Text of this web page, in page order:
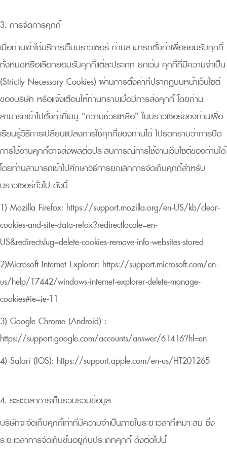
3. การจัดการคุกกี้
เมื่อท่านเข้าใช้บริการเว็บบราวเซอร์ ท่านสามารถตั้งค่าเพื่อยอมรับคุกกี้
ทั้งหมดหรือเลือกยอมรับคุกกี้แต่ละประเภท ยกเว้น คุกกี้ที่มีความจำเป็น
(Strictly Necessary Cookies) ผ่านการตั้งค่าที่ปรากฏบนหน้าเว็บไซต์
ของบริษัท หรือแจ้งเตือนให้ท่านทราบเมื่อมีการส่งคุกกี้ โดยท่าน
สามารถเข้าไปตั้งค่าที่เมนู “ความช่วยเหลือ” ในบราวเซอร์ของท่านเพื่อ
เรียนรู้วิธีการเปลี่ยนแปลงการใช้คุกกี้ของท่านได้ โปรดทราบว่าการปิด
การใช้งานคุกกี้อาจส่งผลต่อประสบการณ์การใช้งานเว็บไซต์ของท่านได้
โดยท่านสามารถเข้าไปศึกษาวิธีการยกเลิกการจัดเก็บคุกกี้สำหรับ
บราวเซอร์ทั่วไป ดังนี้
1) Mozilla Firefox: https://support.mozilla.org/en-US/kb/clear-
cookies-and-site-data-firefox?redirectlocale=en-
US&redirectslug=delete-cookies-remove-info-websites-stored
2)Microsoft Internet Explorer: https://support.microsoft.com/en-
us/help/17442/windows-internet-explorer-delete-manage-
cookies#ie=ie-11
3) Google Chrome (Android) :
https://support.google.com/accounts/answer/61416?hl=en
4) Safari (IOS): https://support.apple.com/en-us/HT201265
4. ระยะเวลาการเก็บรวบรวมข้อมูล
บริษัทจะจัดเก็บคุกกี้เท่าที่มีความจำเป็นภายในระยะเวลาที่เหมาะสม ซึ่ง
ระยะเวลาการจัดเก็บขึ้นอยู่กับประเภทคุกกี้ ดังต่อไปนี้